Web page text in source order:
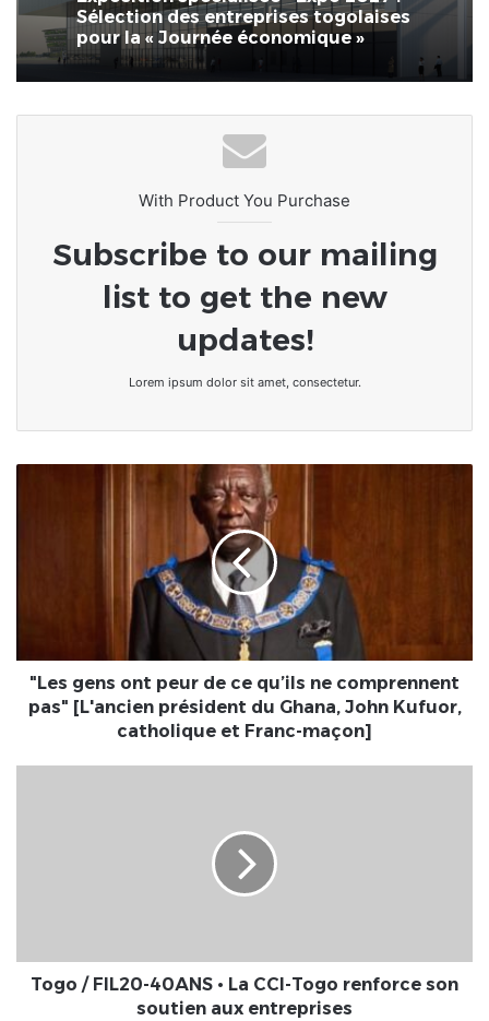
Sélection des entreprises togolaises
pour la « Journée économique »
With Product You Purchase
Subscribe to our mailing
list to get the new
updates!
Lorem ipsum dolor sit amet, consectetur.
comprennent
pas"
[L'ancien
"Les gens ont peur de ce qu’ils ne comprennent
pas" [L'ancien président du Ghana, John Kufuor,
catholique et Franc-maçon]
renforce
sonTogo / FIL20-40ANS • La CCI-Togo renforce son
soutien aux entreprises